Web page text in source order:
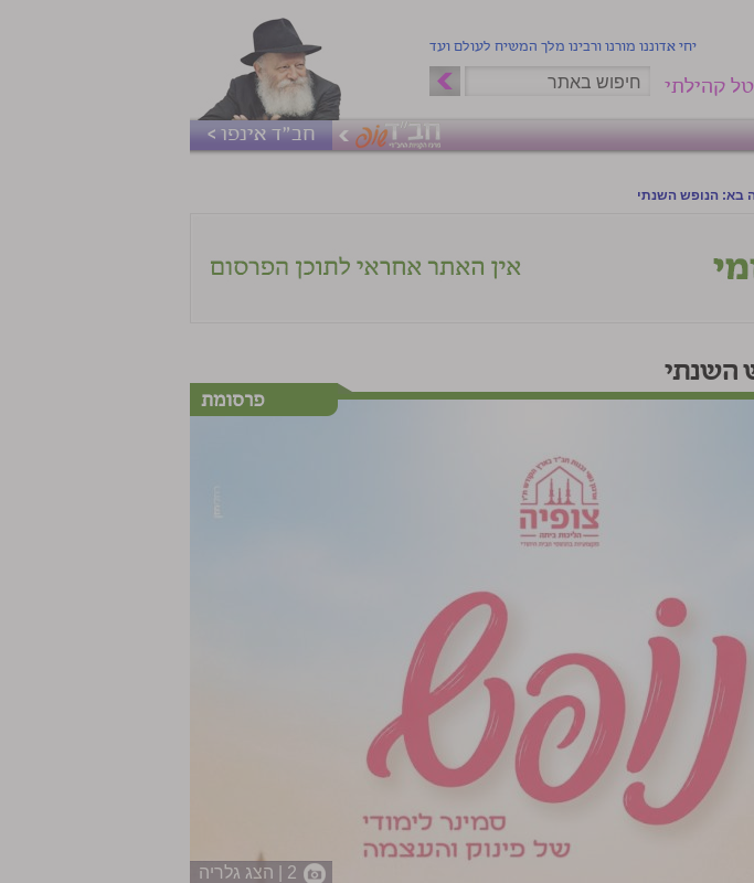
יחי אדוננו מורנו ורבינו מלך המשיח לעולם ועד
קהילתי
חב"ד אינפו >
בא: הנופש השנתי
השנתי
2 | הצג גלריה